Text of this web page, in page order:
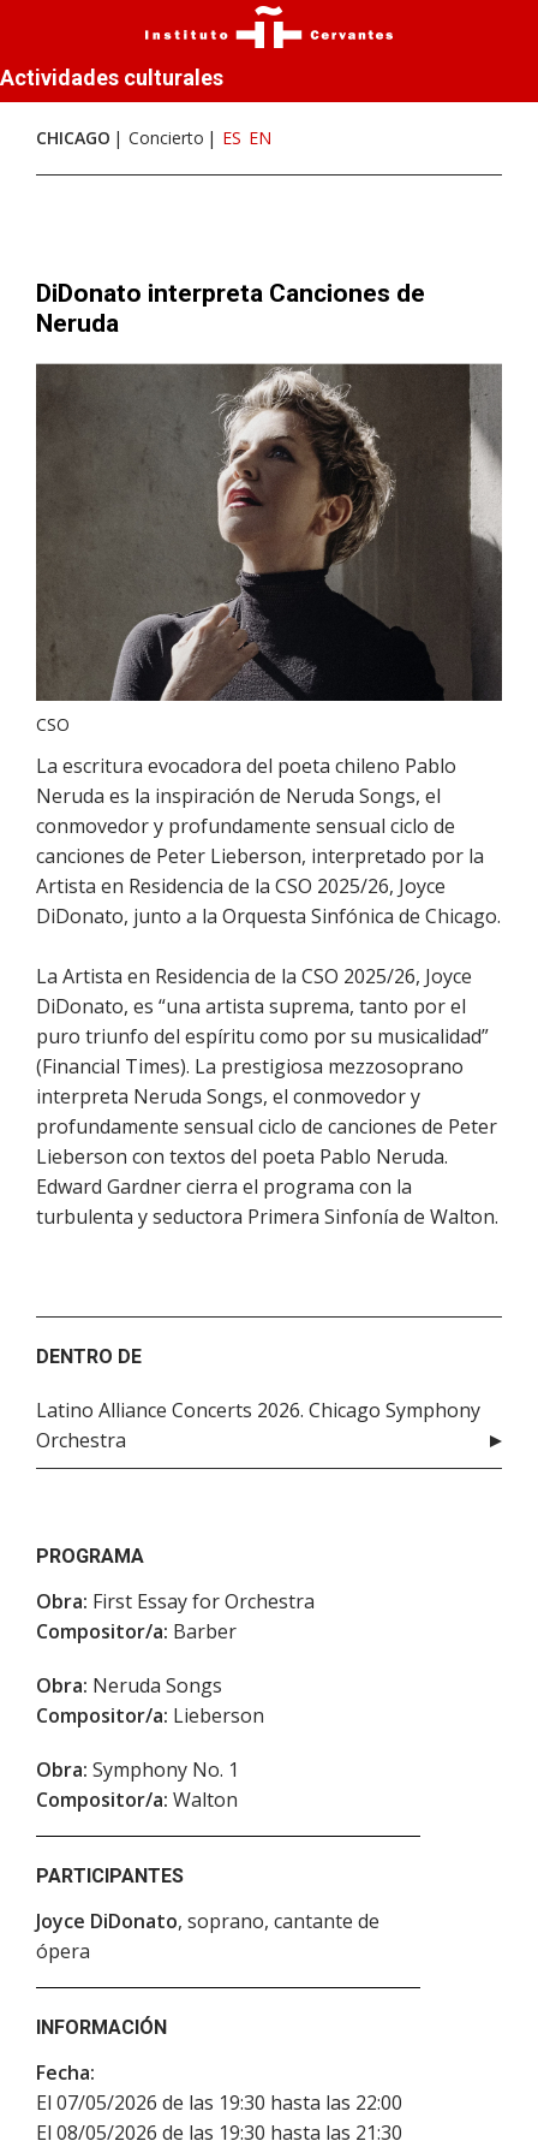
Actividades culturales
CHICAGO Concierto ES EN
DiDonato interpreta Canciones de
Neruda
CSO
La escritura evocadora del poeta chileno Pablo
Neruda es la inspiración de Neruda Songs, el
conmovedor y profundamente sensual ciclo de
canciones de Peter Lieberson, interpretado por la
Artista en Residencia de la CSO 2025/26, Joyce
DiDonato, junto a la Orquesta Sinfónica de Chicago.
La Artista en Residencia de la CSO 2025/26, Joyce
DiDonato, es “una artista suprema, tanto por el
puro triunfo del espíritu como por su musicalidad”
(Financial Times). La prestigiosa mezzosoprano
interpreta Neruda Songs, el conmovedor y
profundamente sensual ciclo de canciones de Peter
Lieberson con textos del poeta Pablo Neruda.
Edward Gardner cierra el programa con la
turbulenta y seductora Primera Sinfonía de Walton.
DENTRO DE
Latino Alliance Concerts 2026. Chicago Symphony
Orchestra
PROGRAMA
Obra: First Essay for Orchestra
Compositor/a: Barber
Obra: Neruda Songs
Compositor/a: Lieberson
Obra: Symphony No. 1
Compositor/a: Walton
PARTICIPANTES
Joyce DiDonato, soprano, cantante de
ópera
INFORMACIÓN
Fecha:
El 07/05/2026 de las 19:30 hasta las 22:00
El 08/05/2026 de las 19:30 hasta las 21:30